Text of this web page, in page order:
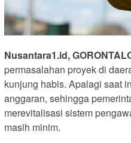
Nusantara1.id,
permasalahan proyek di
kunjung habis. Apalagi saat
anggaran, sehingga
merevitalisasi sistem
masih minim.